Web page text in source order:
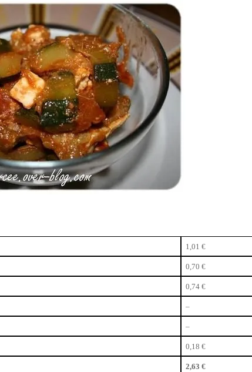
1,01 €
0,70 €
0,74 €
–
–
0,18 €
2,63 €